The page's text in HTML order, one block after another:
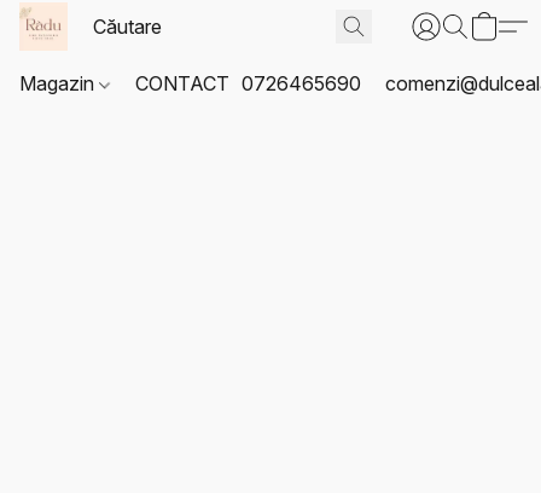
Magazin CONTACT 0726465690